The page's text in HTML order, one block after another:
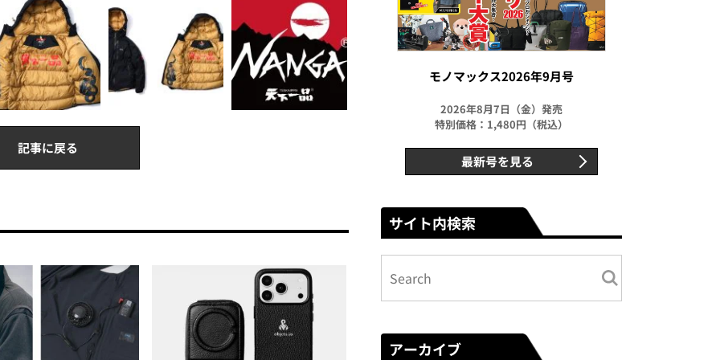
記事に戻る
モノマックス2026年9月号
2026年8月7日（金）発売
特別価格：1,480円（税込）
最新号を見る
サイト内検索
アーカイブ